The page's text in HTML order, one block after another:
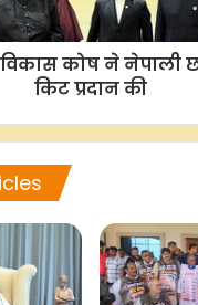
C
o
p
L
n
S
h
a
r
e
विकास कोष ने नेपाली
किट प्रदान की